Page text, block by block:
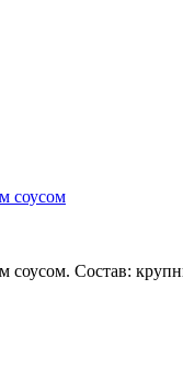
соусом
Состав: